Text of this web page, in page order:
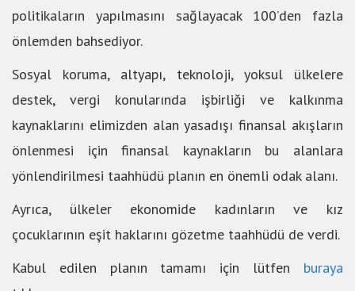
politikaların yapılmasını sağlayacak 100’den fazla
önlemden bahsediyor.
Sosyal koruma, altyapı, teknoloji, yoksul ülkelere
destek, vergi konularında işbirliği ve kalkınma
kaynaklarını elimizden alan yasadışı finansal akışların
önlenmesi için finansal kaynakların bu alanlara
yönlendirilmesi taahhüdü planın en önemli odak alanı.
Ayrıca, ülkeler ekonomide kadınların ve kız
çocuklarının eşit haklarını gözetme taahhüdü de verdi.
Kabul edilen planın tamamı için lütfen buraya